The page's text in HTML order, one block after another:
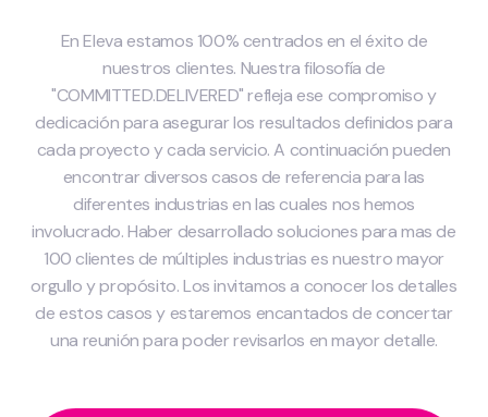
En Eleva estamos 100% centrados en el éxito de
nuestros clientes. Nuestra filosofía de
"COMMITTED.DELIVERED" refleja ese compromiso y
dedicación para asegurar los resultados definidos para
cada proyecto y cada servicio. A continuación pueden
encontrar diversos casos de referencia para las
diferentes industrias en las cuales nos hemos
involucrado. Haber desarrollado soluciones para mas de
100 clientes de múltiples industrias es nuestro mayor
orgullo y propósito. Los invitamos a conocer los detalles
de estos casos y estaremos encantados de concertar
una reunión para poder revisarlos en mayor detalle.